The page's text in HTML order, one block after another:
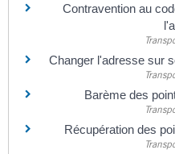
Contravention au
Changer l'adresse sur
Barème des
Récupération des